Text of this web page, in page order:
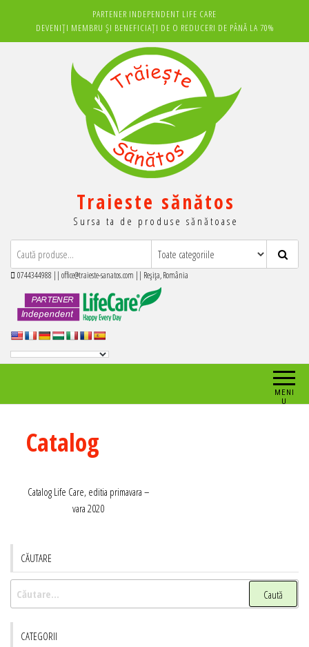
conținut
PARTENER INDEPENDENT LIFE CARE
DEVENIȚI MEMBRU ȘI BENEFICIAȚI DE O REDUCERI DE PÂNĂ LA 70%
Traieste sănătos
Sursa ta de produse sănătoase
0744344988 || office@traieste-sanatos.com || Reșița, România
MENI
U
Catalog
Catalog Life Care, editia primavara –
vara 2020
CĂUTARE
Caută
după:
CATEGORII